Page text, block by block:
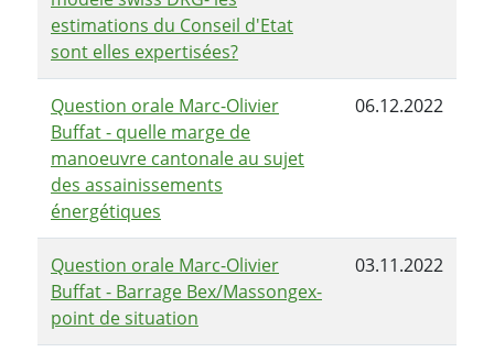
estimations du Conseil d'Etat
sont elles expertisées?
Question orale Marc-Olivier
Buffat - quelle marge de
manoeuvre cantonale au sujet
des assainissements
énergétiques
06.12.2022
Question orale Marc-Olivier
Buffat - Barrage Bex/Massongex-
point de situation
03.11.2022